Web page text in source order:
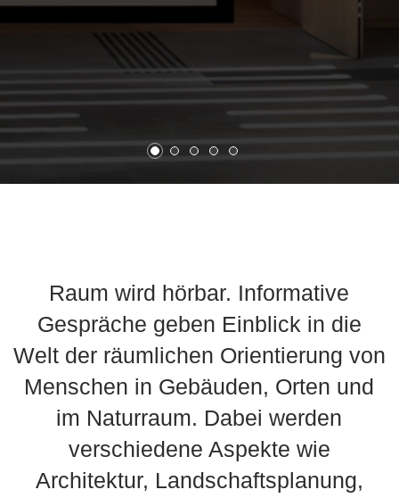
Player
00:00
Raum wird hörbar. Informative
Gespräche geben Einblick in die
Welt der räumlichen Orientierung von
Menschen in Gebäuden, Orten und
im Naturraum. Dabei werden
verschiedene Aspekte wie
Architektur, Landschaftsplanung,